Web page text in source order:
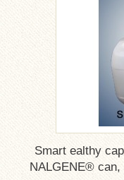
Smart ealthy
NALGENE®